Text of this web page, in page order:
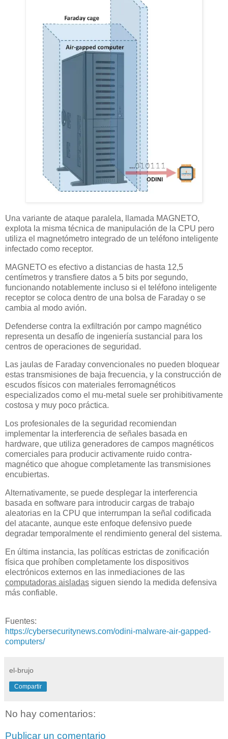
Una variante de ataque paralela, llamada MAGNETO,
explota la misma técnica de manipulación de la CPU pero
utiliza el magnetómetro integrado de un teléfono inteligente
infectado como receptor.
MAGNETO es efectivo a distancias de hasta 12,5
centímetros y transfiere datos a 5 bits por segundo,
funcionando notablemente incluso si el teléfono inteligente
receptor se coloca dentro de una bolsa de Faraday o se
cambia al modo avión.
Defenderse contra la exfiltración por campo magnético
representa un desafío de ingeniería sustancial para los
centros de operaciones de seguridad.
Las jaulas de Faraday convencionales no pueden bloquear
estas transmisiones de baja frecuencia, y la construcción de
escudos físicos con materiales ferromagnéticos
especializados como el mu-metal suele ser prohibitivamente
costosa y muy poco práctica.
Los profesionales de la seguridad recomiendan
implementar la interferencia de señales basada en
hardware, que utiliza generadores de campos magnéticos
comerciales para producir activamente ruido contra-
magnético que ahogue completamente las transmisiones
encubiertas.
Alternativamente, se puede desplegar la interferencia
basada en software para introducir cargas de trabajo
aleatorias en la CPU que interrumpan la señal codificada
del atacante, aunque este enfoque defensivo puede
degradar temporalmente el rendimiento general del sistema.
En última instancia, las políticas estrictas de zonificación
física que prohíben completamente los dispositivos
electrónicos externos en las inmediaciones de las
computadoras aisladas siguen siendo la medida defensiva
más confiable.
Fuentes:
https://cybersecuritynews.com/odini-malware-air-gapped-
computers/
el-brujo
Compartir
No hay comentarios:
Publicar un comentario